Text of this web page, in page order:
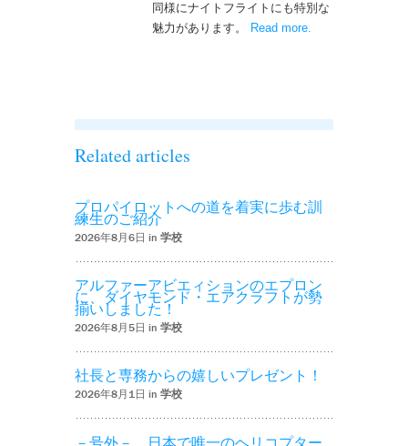
同様にナイトフライトにも特別な
魅力があります。
Read more– ‘ナイトフライト
.
Related articles
プロパイロットへの道を着実に歩む訓
練生のご紹介
2026年8月6日 in 学校
アルファーアビエィションのエプロン
に、ダイヤモンド・エアクラフトが勢
揃いしました！
2026年8月5日 in 学校
社長と専務からの嬉しいプレゼント！
2026年8月1日 in 学校
－号外－ 日本で唯一のヘリコプター